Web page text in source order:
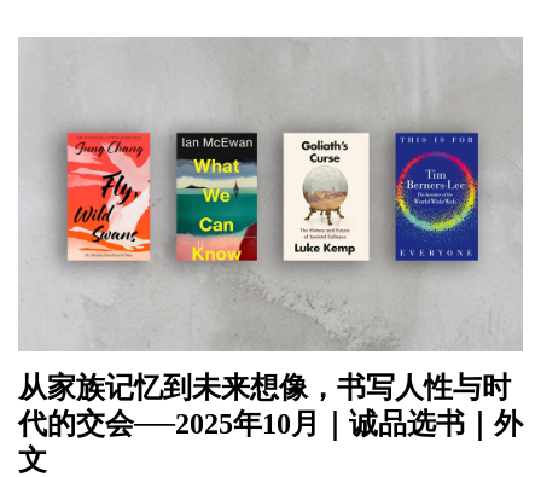
从家族记忆到未来想像，书写人性与时
代的交会──2025年10月｜诚品选书｜外
文